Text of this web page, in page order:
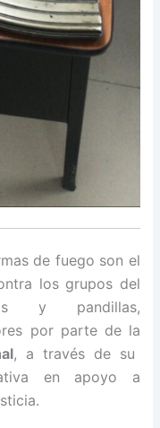
de fuego son el
los grupos del
y pandillas,
por parte de la
, a través de su
en apoyo a